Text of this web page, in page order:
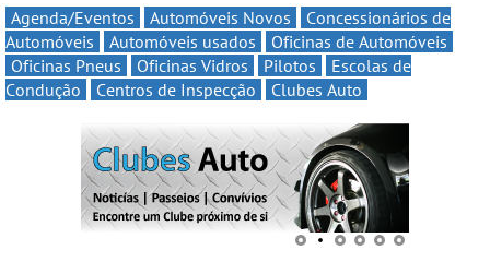
Agenda/Eventos Automóveis Novos
Concessionários de
Automóveis
Automóveis usados
Oficinas de Automóveis
Oficinas Pneus
Oficinas Vidros Pilotos
Escolas de
Condução
Centros de Inspecção Clubes Auto